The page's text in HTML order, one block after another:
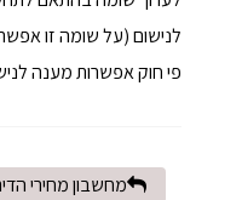
לנישום (על שומה זו
פי חוק אפשרות מענה
מחשבון מחירי